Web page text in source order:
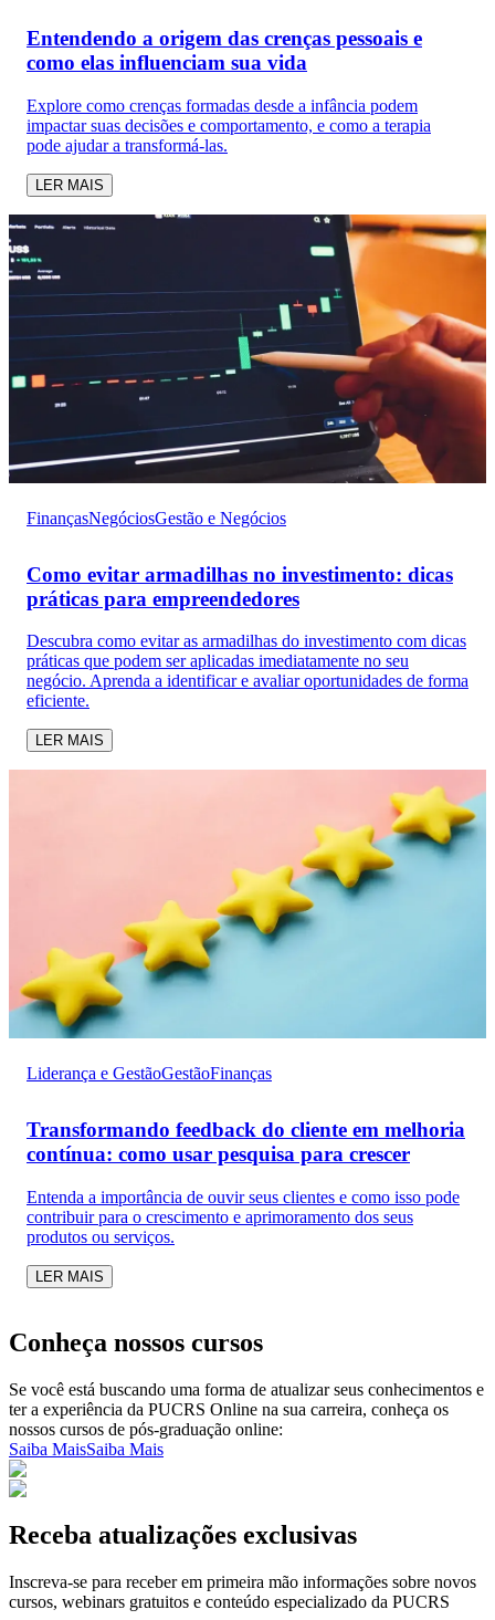
Entendendo a origem das crenças pessoais e
como elas influenciam sua vida
Explore como crenças formadas desde a infância podem
impactar suas decisões e comportamento, e como a terapia
pode ajudar a transformá-las.
LER MAIS
FinançasNegóciosGestão e Negócios
Como evitar armadilhas no investimento: dicas
práticas para empreendedores
Descubra como evitar as armadilhas do investimento com dicas
práticas que podem ser aplicadas imediatamente no seu
negócio. Aprenda a identificar e avaliar oportunidades de forma
eficiente.
LER MAIS
Liderança e GestãoGestãoFinanças
Transformando feedback do cliente em melhoria
contínua: como usar pesquisa para crescer
Entenda a importância de ouvir seus clientes e como isso pode
contribuir para o crescimento e aprimoramento dos seus
produtos ou serviços.
LER MAIS
Conheça nossos cursos
Se você está buscando uma forma de atualizar seus conhecimentos e
ter a experiência da PUCRS Online na sua carreira, conheça os
nossos cursos de pós-graduação online:
Saiba MaisSaiba Mais
Receba atualizações exclusivas
Inscreva-se para receber em primeira mão informações sobre novos
cursos, webinars gratuitos e conteúdo especializado da PUCRS